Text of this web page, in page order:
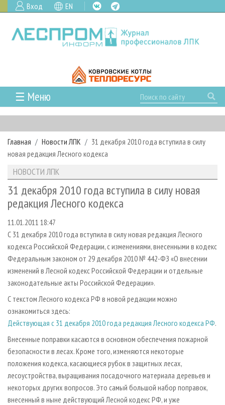
Вход EN
☰ Меню
ГЛАВНАЯ
РУБРИКИ И ТЕМЫ
РУБРИКИ ЖУРНАЛА
ЛЕСОЗАГОТОВКА
ЛЕСОПИЛЕНИЕ
СУШКА ДРЕВЕСИНЫ
ПРОИЗВОДСТВО ДРЕВЕСНЫХ ПЛИТ
ДЕРЕВЯННОЕ ДОМОСТРОЕНИЕ
ПРОИЗВОДСТВО МЕБЕЛИ
БИОЭНЕРГЕТИКА
ЦБП
НОВОСТИ
НОВОСТИ ЛПК
НОВОСТИ ЖУРНАЛА
ПРОЕКТЫ ЛПИ
АНАЛИТИКА
ПРЕДПРИЯТИЯ ЛПК
ПЕРСОНЫ
МОБИЛЬНЫЕ ВЫСТАВКИ
ОФИЦИАЛЬНЫЕ ДЕЛЕГАЦИИ
ПРИОРИТЕТНЫЕ ИНВЕСТПРОЕКТЫ
RUSSIAN FORESTRY REVIEW
ГАЗЕТА ЛЕСПРОМФОРУМ
АРХИВ
АРХИВ ЖУРНАЛОВ
О ЖУРНАЛЕ
ПОДПИСКА
КОНТАКТЫ
РЕКЛАМОДАТЕЛЯМ
РЕКЛАМА
РЕКЛАМА НА САЙТЕ
Главная Новости ЛПК
31 декабря 2010 года вступила в силу
новая редакция Лесного кодекса
НОВОСТИ ЛПК
31 декабря 2010 года вступила в силу новая
редакция Лесного кодекса
11.01.2011 18:47
С 31 декабря 2010 года вступила в силу новая редакция Лесного
кодекса Российской Федерации, с изменениями, внесенными в кодекс
Федеральным законом от 29 декабря 2010 № 442-ФЗ «О внесении
изменений в Лесной кодекс Российской Федерации и отдельные
законодательные акты Российской Федерации».
С текстом Лесного кодекса РФ в новой редакции можно
ознакомиться здесь:
Действующая с 31 декабря 2010 года редакция Лесного кодекса РФ.
Внесенные поправки касаются в основном обеспечения пожарной
безопасности в лесах. Кроме того, изменяются некоторые
положения кодекса, касающиеся рубок в защитных лесах,
лесоустройства, выращивания посадочного материала деревьев и
некоторых других вопросов. Это самый большой набор поправок,
внесенный в ныне действующий Лесной кодекс РФ, и уже